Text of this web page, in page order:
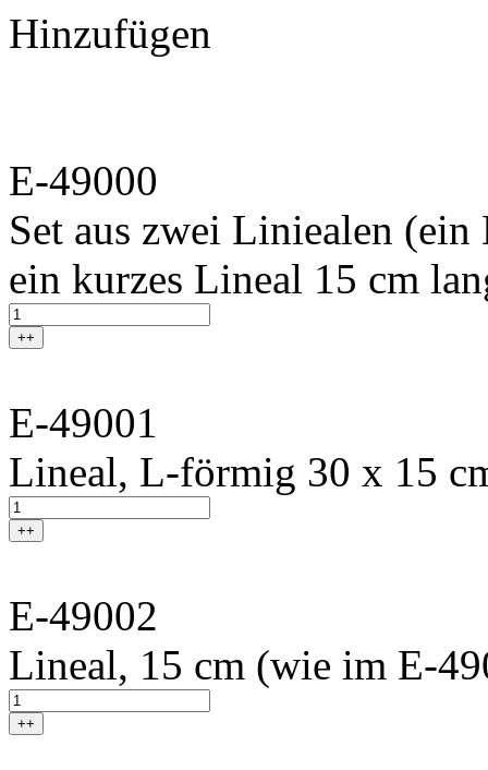
Hinzufügen
E-49000
Set aus zwei Liniealen
ein kurzes Lineal 15 cm
++
E-49001
Lineal, L-förmig 30 x 15
++
E-49002
Lineal, 15 cm (wie im E-
++